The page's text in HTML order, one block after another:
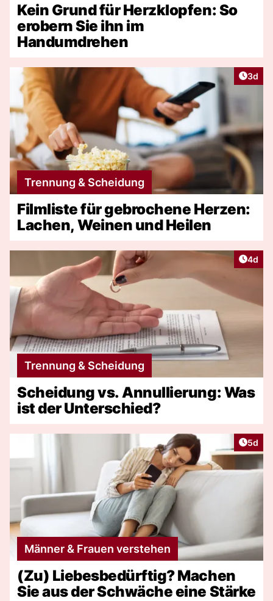
Kein Grund für Herzklopfen: So
erobern Sie ihn im
Handumdrehen
3d
Trennung & Scheidung
Filmliste für gebrochene Herzen:
Lachen, Weinen und Heilen
4d
Trennung & Scheidung
Scheidung vs. Annullierung: Was
ist der Unterschied?
5d
Männer & Frauen verstehen
(Zu) Liebesbedürftig? Machen
Sie aus der Schwäche eine Stärke